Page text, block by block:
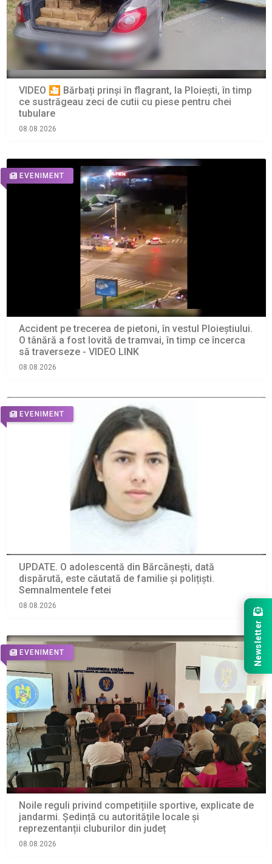
VIDEO 🎦 Bărbați prinși în flagrant, la Ploiești, în timp
ce sustrăgeau zeci de cutii cu piese pentru chei
tubulare
08.08.2026
EVENIMENT
Accident pe trecerea de pietoni, în vestul Ploieștiului.
O tânără a fost lovită de tramvai, în timp ce încerca
să traverseze - VIDEO LINK
08.08.2026
EVENIMENT
UPDATE. O adolescentă din Bărcănești, dată
dispărută, este căutată de familie și polițiști.
Semnalmentele fetei
08.08.2026
EVENIMENT
Noile reguli privind competițiile sportive, explicate de
jandarmi. Ședință cu autoritățile locale și
reprezentanții cluburilor din județ
08.08.2026
Newsletter